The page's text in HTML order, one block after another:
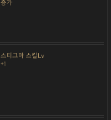
증가
스티그마 스킬Lv
+1